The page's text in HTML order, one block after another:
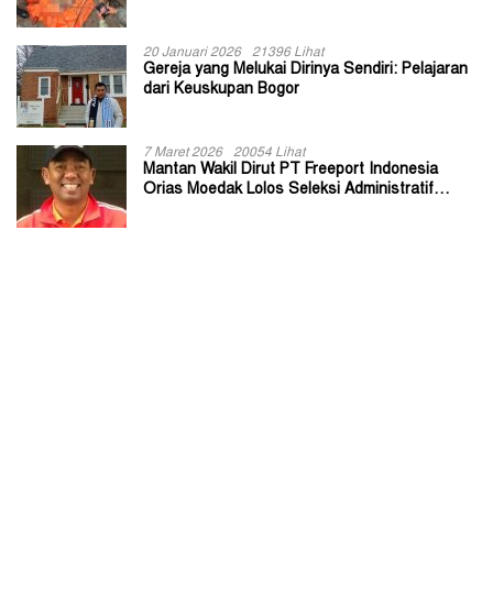
20 Januari 2026 21396 Lihat
Gereja yang Melukai Dirinya Sendiri: Pelajaran
dari Keuskupan Bogor
7 Maret 2026 20054 Lihat
Mantan Wakil Dirut PT Freeport Indonesia
Orias Moedak Lolos Seleksi Administratif